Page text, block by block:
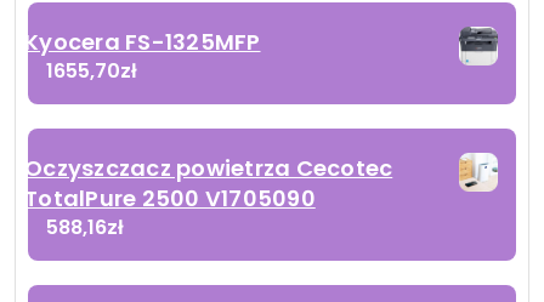
Kyocera FS-1325MFP
1655,70zł
Oczyszczacz powietrza Cecotec
TotalPure 2500 V1705090
588,16zł